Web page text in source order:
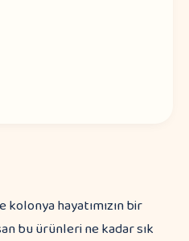
hayatımızın bir
bu ürünleri ne kadar sık